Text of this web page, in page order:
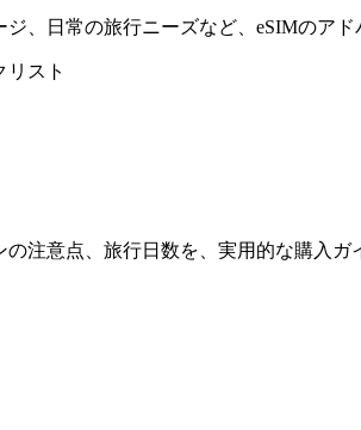
、日常の旅行ニーズなど、eSIMのアド
リスト
注意点、旅行日数を、実用的な購入ガ